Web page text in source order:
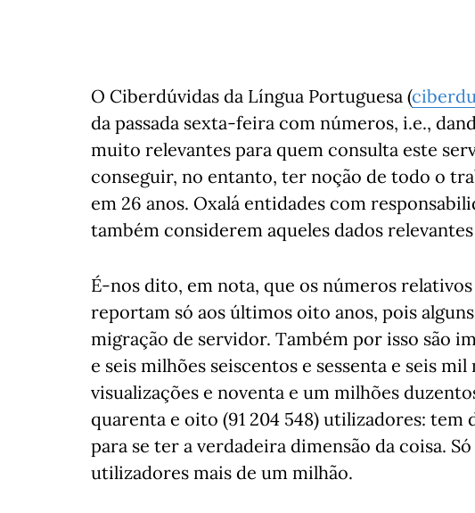
O Ciberdúvidas da Língua Portuguesa (
da passada sexta-feira com números, i.e.,
muito relevantes para quem consulta este
conseguir, no entanto, ter noção de todo o
em 26 anos. Oxalá entidades com
também considerem aqueles dados
É-nos dito, em nota, que os números
reportam só aos últimos oito anos, pois
migração de servidor. Também por isso são
e seis milhões seiscentos e sessenta e seis
visualizações e noventa e um milhões
quarenta e oito (91 204 548) utilizadores: tem
para se ter a verdadeira dimensão da coisa.
utilizadores mais de um milhão.